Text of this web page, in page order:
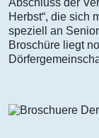
Abschluss der
Herbst“, die sich
speziell an
Broschüre liegt